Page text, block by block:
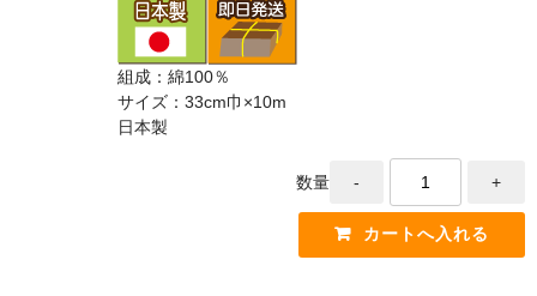
組成：綿100％
サイズ：33cm巾×10m
日本製
数量